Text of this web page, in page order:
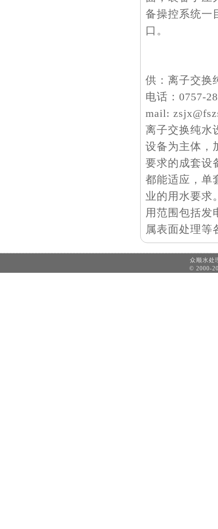
备操控系统一
口。
供：离子交换
电话：0757-
mail:
离子交换纯水
设备为主体，
要求的成套设
都能适应，单
业的用水要求
用范围包括发
属表面处理等
众顺水
© 2000-